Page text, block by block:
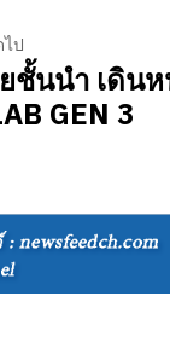
ป
ชั้นนำ เดิน
GEN 3